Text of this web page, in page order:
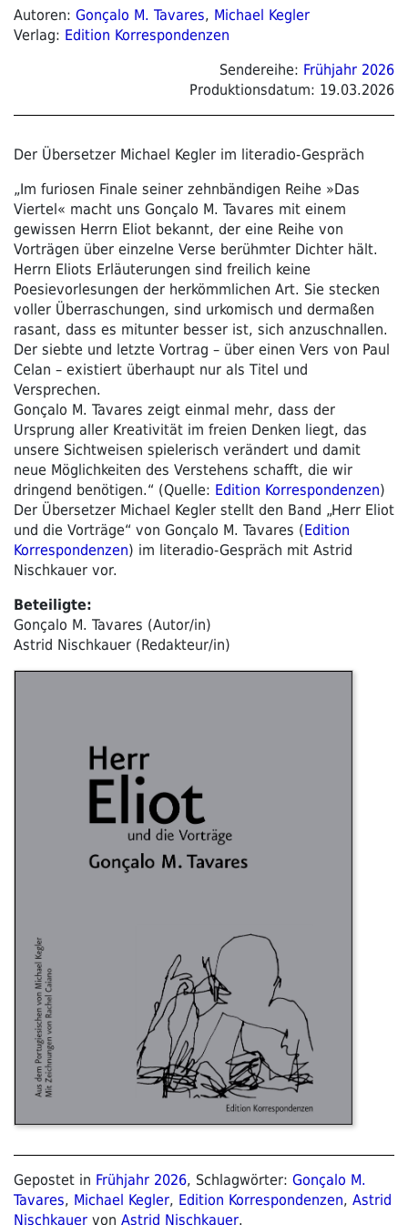
Autoren: Gonçalo M. Tavares, Michael Kegler
Verlag: Edition Korrespondenzen
Sendereihe: Frühjahr 2026
Produktionsdatum: 19.03.2026
Der Übersetzer Michael Kegler im literadio-Gespräch
„Im furiosen Finale seiner zehnbändigen Reihe »Das
Viertel« macht uns Gonçalo M. Tavares mit einem
gewissen Herrn Eliot bekannt, der eine Reihe von
Vorträgen über einzelne Verse berühmter Dichter hält.
Herrn Eliots Erläuterungen sind freilich keine
Poesievorlesungen der herkömmlichen Art. Sie stecken
voller Überraschungen, sind urkomisch und dermaßen
rasant, dass es mitunter besser ist, sich anzuschnallen.
Der siebte und letzte Vortrag – über einen Vers von Paul
Celan – existiert überhaupt nur als Titel und
Versprechen.
Gonçalo M. Tavares zeigt einmal mehr, dass der
Ursprung aller Kreativität im freien Denken liegt, das
unsere Sichtweisen spielerisch verändert und damit
neue Möglichkeiten des Verstehens schafft, die wir
dringend benötigen.“ (Quelle: Edition Korrespondenzen)
Der Übersetzer Michael Kegler stellt den Band „Herr Eliot
und die Vorträge“ von Gonçalo M. Tavares (Edition
Korrespondenzen) im literadio-Gespräch mit Astrid
Nischkauer vor.
Beteiligte:
Gonçalo M. Tavares (Autor/in)
Astrid Nischkauer (Redakteur/in)
Gepostet in Frühjahr 2026, Schlagwörter: Gonçalo M.
Tavares, Michael Kegler, Edition Korrespondenzen, Astrid
Nischkauer von Astrid Nischkauer.